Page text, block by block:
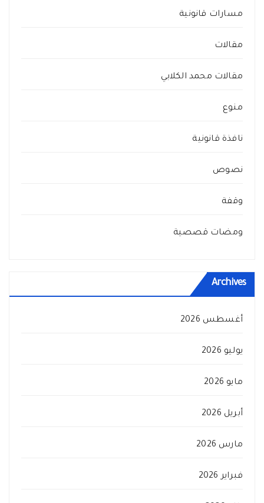
مسارات قانونية
مقالات
مقالات محمد الكلابي
منوع
نافذة قانونية
نصوص
وقفة
ومضات قصصية
Archives
أغسطس 2026
يوليو 2026
مايو 2026
أبريل 2026
مارس 2026
فبراير 2026